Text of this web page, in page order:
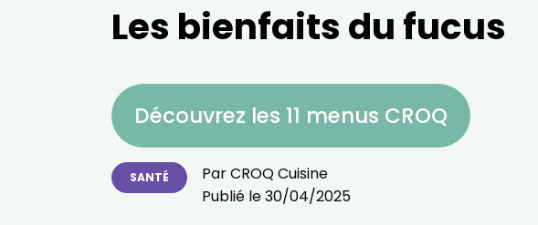
Les bienfaits du fucus
Découvrez les 11 menus CROQ
SANTÉ ParCROQ Cuisine
Publié le30/04/2025